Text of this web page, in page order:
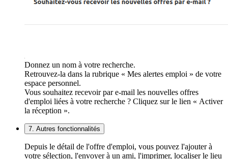
Donnez un nom à votre recherche.
Retrouvez-la dans la rubrique « Mes alertes emploi » de votre
espace personnel.
Vous souhaitez recevoir par e-mail les nouvelles offres
d'emploi liées à votre recherche ? Cliquez sur le lien « Activer
la réception ».
7. Autres fonctionnalités
Depuis le détail de l'offre d'emploi, vous pouvez l'ajouter à
votre sélection, l'envoyer à un ami, l'imprimer, localiser le lieu